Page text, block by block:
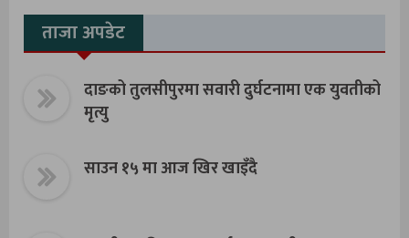
ताजा अपडेट
दाङको तुलसीपुरमा सवारी दुर्घटनामा एक युवतीको
मृत्यु
साउन १५ मा आज खिर खाइँदै